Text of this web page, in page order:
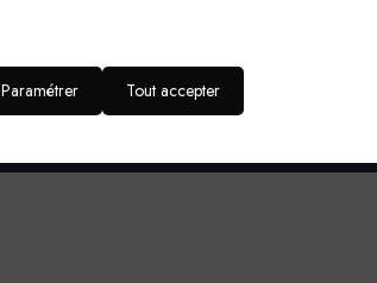
Pression Airless : 150 bars - Embout : 0,018” ‐
Paramétrer Tout accepter